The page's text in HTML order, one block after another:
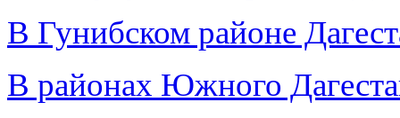
В Гунибском районе
В районах Южного